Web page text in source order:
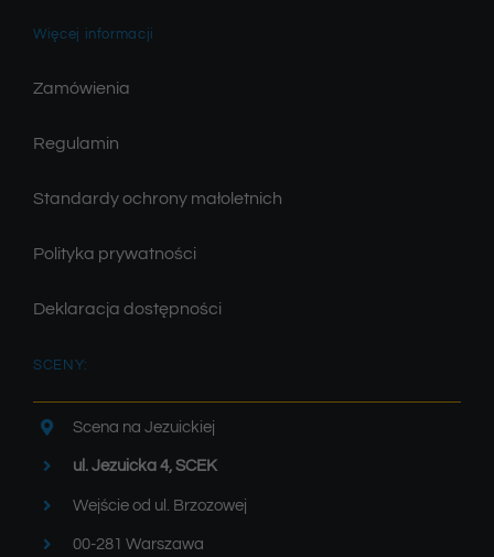
Więcej informacji
Zamówienia
Regulamin
Standardy ochrony małoletnich
Polityka prywatności
Deklaracja dostępności
SCENY:
Scena na Jezuickiej
ul. Jezuicka 4, SCEK
Wejście od ul. Brzozowej
00-281 Warszawa